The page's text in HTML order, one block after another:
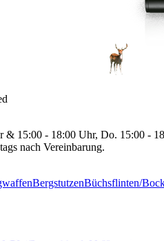
& 15:00 - 18:00 Uhr, Do. 15:00 -
nach Vereinbarung.
BergstutzenBüchsflinten/